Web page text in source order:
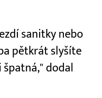
sanitky nebo
pětkrát slyšíte
špatná," dodal